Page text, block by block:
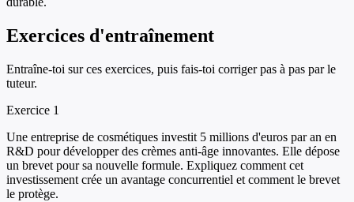
Exercices d'entraînement
Entraîne-toi sur ces exercices, puis fais-toi corriger pas à pas par le
tuteur.
Exercice 1
Une entreprise de cosmétiques investit 5 millions d'euros par an en
R&D pour développer des crèmes anti-âge innovantes. Elle dépose
un brevet pour sa nouvelle formule. Expliquez comment cet
investissement crée un avantage concurrentiel et comment le brevet
le protège.